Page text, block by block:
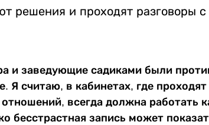
решения и проходят разговоры
и заведующие садиками были
Я считаю, в кабинетах, где
всегда должна работать
бесстрастная запись может